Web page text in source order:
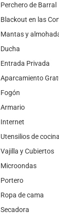
Perchero de Barral
Blackout en las
Mantas y
Ducha
Entrada Privada
Aparcamiento
Fogón
Armario
Internet
Utensilios de cocina
Vajilla y Cubiertos
Microondas
Portero
Ropa de cama
Secadora